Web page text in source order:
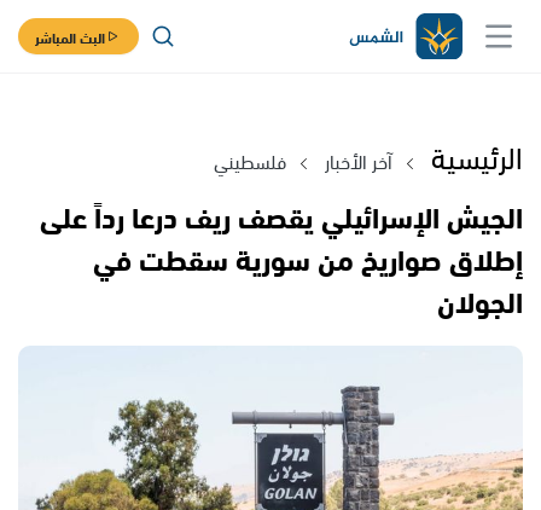
البث المباشر
الرئيسية آخر الأخبار فلسطيني
الجيش الإسرائيلي يقصف ريف درعا رداً على
إطلاق صواريخ من سورية سقطت في
الجولان